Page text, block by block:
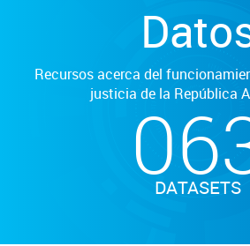
Recursos acerca del
justicia de la República
DATASETS